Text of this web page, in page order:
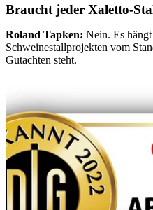
Braucht jeder Xaletto-
Roland Tapken: Nein. Es
Schweinestallprojekten vom
Gutachten steht.